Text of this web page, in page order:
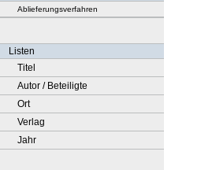
Ablieferungsverfahren
Listen
Titel
Autor / Beteiligte
Ort
Verlag
Jahr